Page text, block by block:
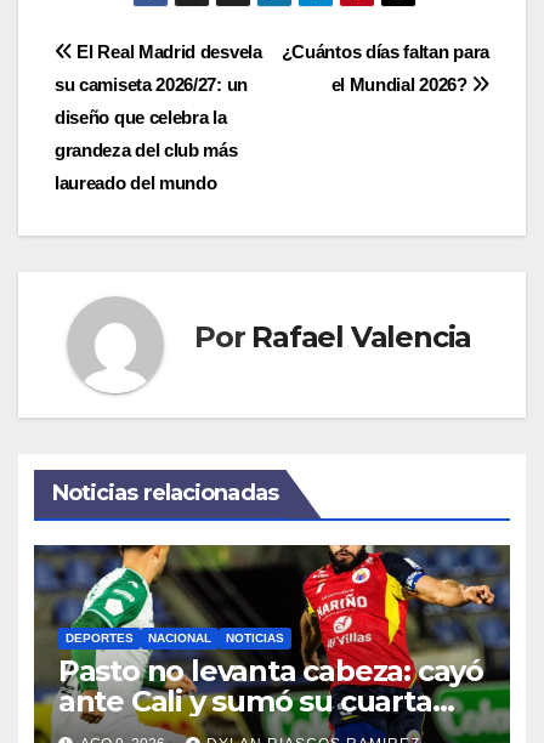
Navegación
de
entradas
¿Cuántos días faltan para
el Mundial 2026?
El Real Madrid desvela
su camiseta 2026/27: un
diseño que celebra la
grandeza del club más
laureado del mundo
Por Rafael Valencia
Noticias relacionadas
DEPORTES NACIONAL NOTICIAS
Pasto no levanta cabeza: cayó
ante Cali y sumó su cuarta
derrota consecutiva